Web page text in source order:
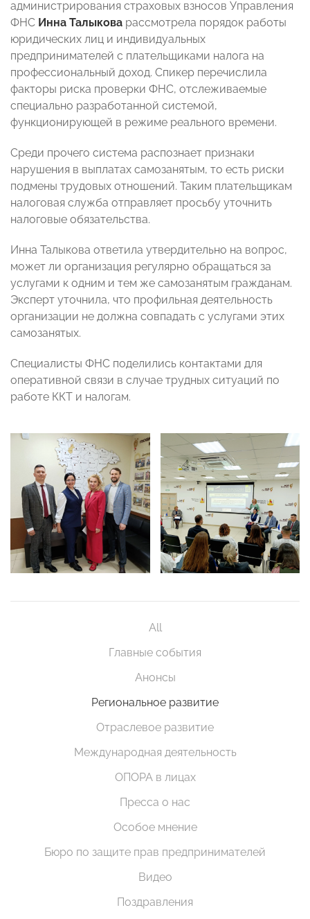
администрирования страховых взносов Управления
ФНС Инна Талыкова рассмотрела порядок работы
юридических лиц и индивидуальных
предпринимателей с плательщиками налога на
профессиональный доход. Спикер перечислила
факторы риска проверки ФНС, отслеживаемые
специально разработанной системой,
функционирующей в режиме реального времени.
Среди прочего система распознает признаки
нарушения в выплатах самозанятым, то есть риски
подмены трудовых отношений. Таким плательщикам
налоговая служба отправляет просьбу уточнить
налоговые обязательства.
Инна Талыкова ответила утвердительно на вопрос,
может ли организация регулярно обращаться за
услугами к одним и тем же самозанятым гражданам.
Эксперт уточнила, что профильная деятельность
организации не должна совпадать с услугами этих
самозанятых.
Специалисты ФНС поделились контактами для
оперативной связи в случае трудных ситуаций по
работе ККТ и налогам.
All
Главные события
Анонсы
Региональное развитие
Отраслевое развитие
Международная деятельность
ОПОРА в лицах
Пресса о нас
Особое мнение
Бюро по защите прав предпринимателей
Видео
Поздравления